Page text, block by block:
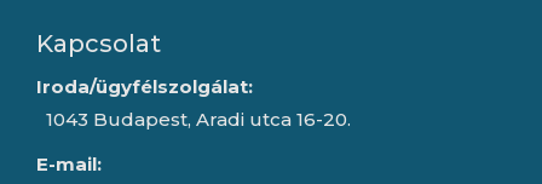
Kapcsolat
Iroda/ügyfélszolgálat:
1043 Budapest, Aradi utca 16-20.
E-mail: